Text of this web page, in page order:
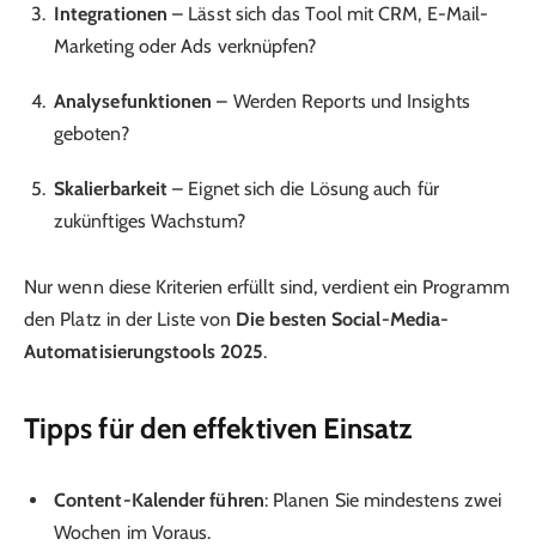
Integrationen – Lässt sich das Tool mit CRM, E-Mail-
Marketing oder Ads verknüpfen?
Analysefunktionen – Werden Reports und Insights
geboten?
Skalierbarkeit – Eignet sich die Lösung auch für
zukünftiges Wachstum?
Nur wenn diese Kriterien erfüllt sind, verdient ein Programm
den Platz in der Liste von Die besten Social-Media-
Automatisierungstools 2025.
Tipps für den effektiven Einsatz
Content-Kalender führen: Planen Sie mindestens zwei
Wochen im Voraus.